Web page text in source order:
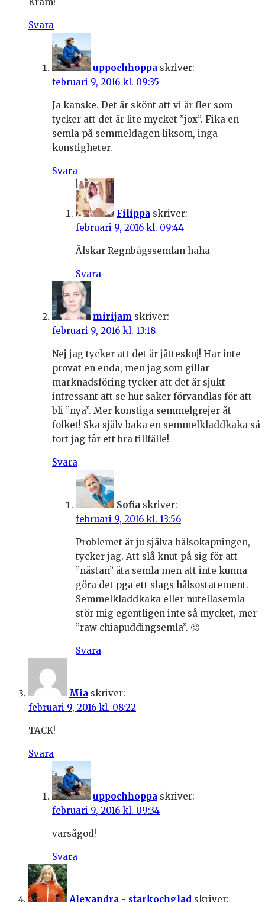
Svara
uppochhoppa skriver:
februari 9, 2016 kl. 09:35
Ja kanske. Det är skönt att vi är fler som
tycker att det är lite mycket ”jox”. Fika en
semla på semmeldagen liksom, inga
konstigheter.
Svara
Filippa skriver:
februari 9, 2016 kl. 09:44
Älskar Regnbågssemlan haha
Svara
mirijam skriver:
februari 9, 2016 kl. 13:18
Nej jag tycker att det är jätteskoj! Har inte
provat en enda, men jag som gillar
marknadsföring tycker att det är sjukt
intressant att se hur saker förvandlas för att
bli ”nya”. Mer konstiga semmelgrejer åt
folket! Ska själv baka en semmelkladdkaka så
fort jag får ett bra tillfälle!
Svara
Sofia skriver:
februari 9, 2016 kl. 13:56
Problemet är ju själva hälsokapningen,
tycker jag. Att slå knut på sig för att
”nästan” äta semla men att inte kunna
göra det pga ett slags hälsostatement.
Semmelkladdkaka eller nutellasemla
stör mig egentligen inte så mycket, mer
”raw chiapuddingsemla”. 🙂
Svara
Mia skriver:
februari 9, 2016 kl. 08:22
TACK!
Svara
uppochhoppa skriver:
februari 9, 2016 kl. 09:34
varsågod!
Svara
Alexandra - starkochglad skriver: